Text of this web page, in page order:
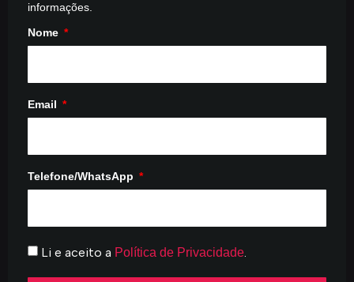
informações.
Nome
Email
Telefone/WhatsApp
Li e aceito a Política de Privacidade.